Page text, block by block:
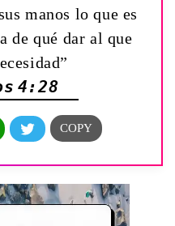
manos lo que es
de qué dar al que
4:28